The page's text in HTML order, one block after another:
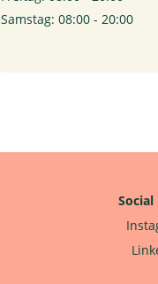
Samstag: 08:00 - 20:00
Social